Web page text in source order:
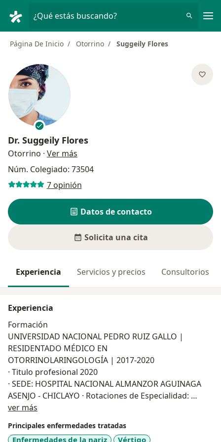
¿Qué estás buscando?
Página De Inicio Otorrino Suggeily Flores
Dr. Suggeily Flores
Otorrino · Ver más
Núm. Colegiado: 73504
7 opinión
Datos de contacto
Solicita una cita
Experiencia Servicios y precios Consultorios
Experiencia
Formación
UNIVERSIDAD NACIONAL PEDRO RUIZ GALLO |
RESIDENTADO MÉDICO EN
OTORRINOLARINGOLOGÍA | 2017-2020
· Titulo profesional 2020
· SEDE: HOSPITAL NACIONAL ALMANZOR AGUINAGA
ASENJO - CHICLAYO · Rotaciones de Especialidad:
▪ Hospital centro médico naval Cirujano Mayor
▪ Hospital Nacional “Dos de Mayo”- Lima
ver más
Principales enfermedades tratadas
Enfermedades de la nariz
Vértigo